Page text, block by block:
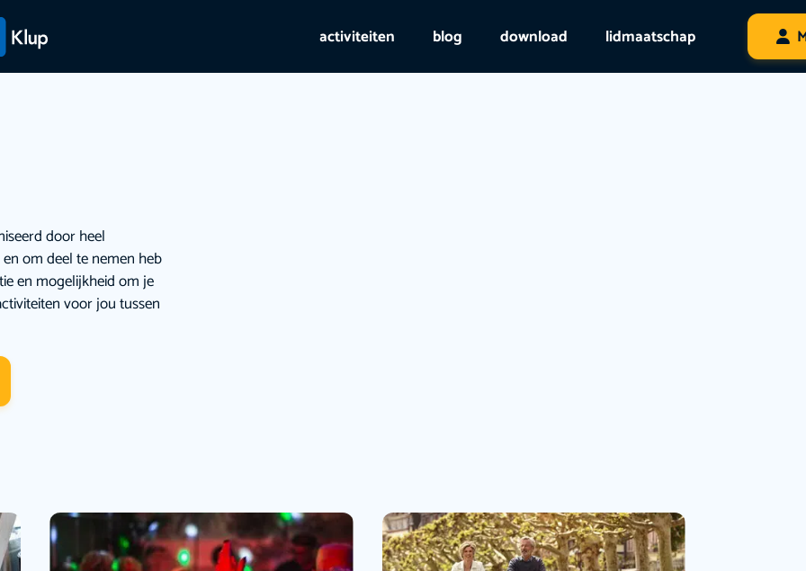
activiteiten blog download lidmaatschap
door heel
om deel te nemen heb
en mogelijkheid om je
voor jou tussen